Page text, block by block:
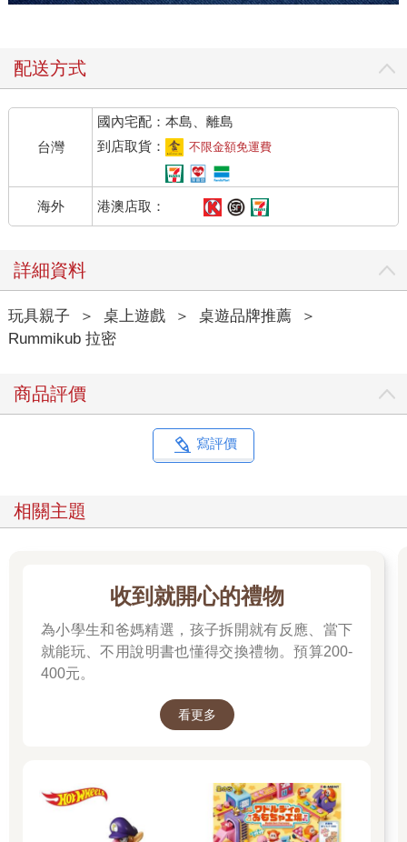
配送方式
台灣
國內宅配：本島、離島
到店取貨：
不限金額免運費
海外 港澳店取：
詳細資料
玩具親子 ＞ 桌上遊戲 ＞ 桌遊品牌推薦
＞
Rummikub 拉密
商品評價
寫評價
相關主題
收到就開心的禮物
為小學生和爸媽精選，孩子拆開就有反應、當下
就能玩、不用說明書也懂得交換禮物。預算200-
400元。
看更多